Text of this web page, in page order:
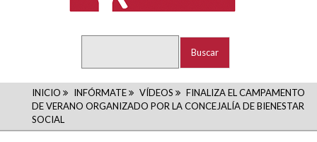
RUTA
DE
INICIO INFÓRMATE VÍDEOS
FINALIZA EL CAMPAMENTO
DE VERANO ORGANIZADO POR LA CONCEJALÍA DE BIENESTAR
SOCIAL